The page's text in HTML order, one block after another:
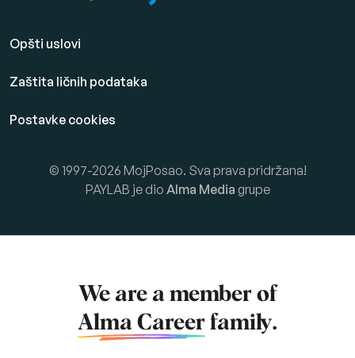
Opšti uslovi
Zaštita ličnih podataka
Postavke cookies
© 1997-2026 MojPosao. Sva prava pridržana!
PAYLAB je dio Alma Media grupe
We are a member of
Alma Career family.